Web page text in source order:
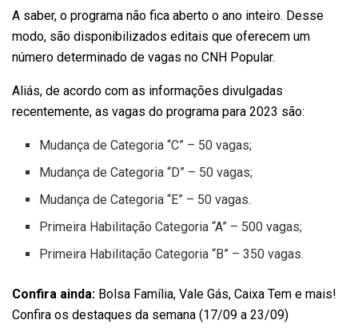
A saber, o programa não fica aberto o ano inteiro. Desse
modo, são disponibilizados editais que oferecem um
número determinado de vagas no CNH Popular.
Aliás, de acordo com as informações divulgadas
recentemente, as vagas do programa para 2023 são:
Mudança de Categoria “C” – 50 vagas;
Mudança de Categoria “D” – 50 vagas;
Mudança de Categoria “E” – 50 vagas.
Primeira Habilitação Categoria “A” – 500 vagas;
Primeira Habilitação Categoria “B” – 350 vagas.
Confira ainda: Bolsa Família, Vale Gás, Caixa Tem e mais!
Confira os destaques da semana (17/09 a 23/09)